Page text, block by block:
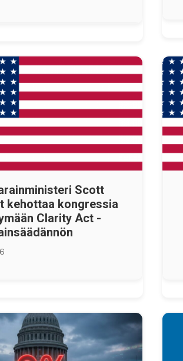
Scott
kehottaa kongressia
Clarity Act -